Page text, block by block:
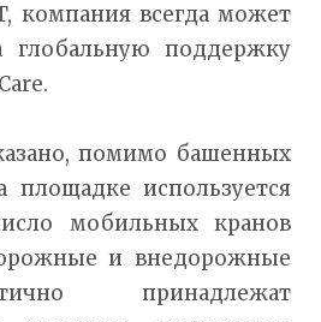
компания всегда может
глобальную поддержку
помимо башенных
площадке используется
мобильных кранов
и внедорожные
принадлежат